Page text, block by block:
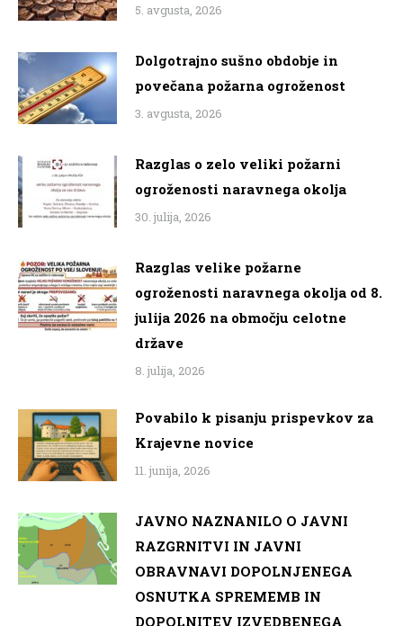
5. avgusta, 2026
Dolgotrajno sušno obdobje in
povečana požarna ogroženost
3. avgusta, 2026
Razglas o zelo veliki požarni
ogroženosti naravnega okolja
30. julija, 2026
Razglas velike požarne
ogroženosti naravnega okolja od 8.
julija 2026 na območju celotne
države
8. julija, 2026
Povabilo k pisanju prispevkov za
Krajevne novice
11. junija, 2026
JAVNO NAZNANILO O JAVNI
RAZGRNITVI IN JAVNI
OBRAVNAVI DOPOLNJENEGA
OSNUTKA SPREMEMB IN
DOPOLNITEV IZVEDBENEGA